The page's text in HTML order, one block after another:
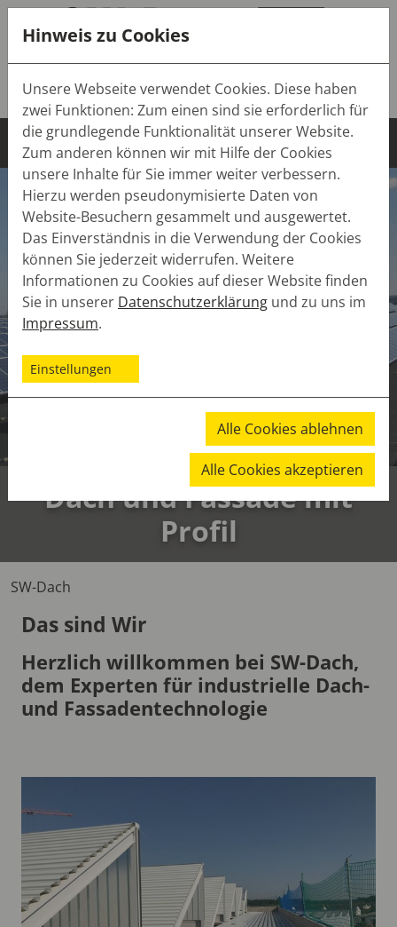
Tel.:
+49 (0) 7643 9103-0
Mail:info(at)sw-dach.de
Dach und Fassade mit
Profil
SW-Dach
Das sind Wir
Herzlich willkommen bei SW-Dach,
dem Experten für industrielle Dach-
und Fassadentechnologie
Hinweis zu Cookies
Unsere Webseite verwendet Cookies. Diese haben
zwei Funktionen: Zum einen sind sie erforderlich für
die grundlegende Funktionalität unserer Website.
Zum anderen können wir mit Hilfe der Cookies
unsere Inhalte für Sie immer weiter verbessern.
Hierzu werden pseudonymisierte Daten von
Website-Besuchern gesammelt und ausgewertet.
Das Einverständnis in die Verwendung der Cookies
können Sie jederzeit widerrufen. Weitere
Informationen zu Cookies auf dieser Website finden
Sie in unserer Datenschutzerklärung und zu uns im
Impressum.
Einstellungen
Alle Cookies ablehnen
Alle Cookies akzeptieren